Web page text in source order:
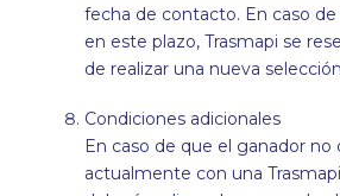
fecha de contacto. En caso
en este plazo, Trasmapi se
de realizar una nueva
Condiciones adicionales
En caso de que el ganador no
actualmente con una